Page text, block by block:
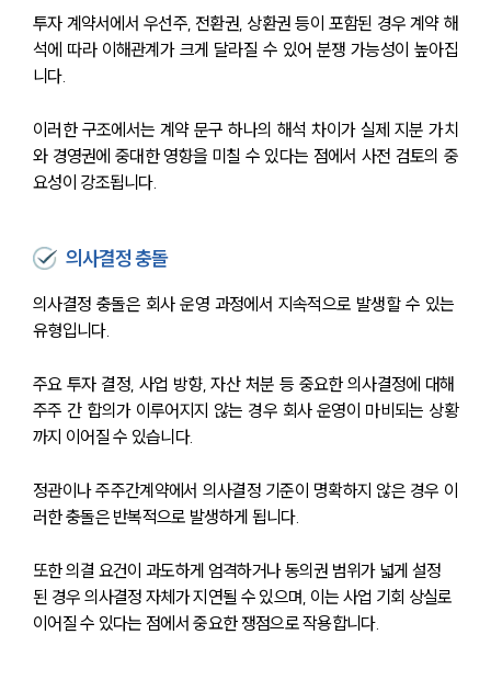
투자 계약서에서 우선주, 전환권, 상환권 등이 포함된 경우 계약 해
석에 따라 이해관계가 크게 달라질 수 있어 분쟁 가능성이 높아집
니다.
이러한 구조에서는 계약 문구 하나의 해석 차이가 실제 지분 가치
와 경영권에 중대한 영향을 미칠 수 있다는 점에서 사전 검토의 중
요성이 강조됩니다.
의사결정 충돌
의사결정 충돌은 회사 운영 과정에서 지속적으로 발생할 수 있는
유형입니다.
주요 투자 결정, 사업 방향, 자산 처분 등 중요한 의사결정에 대해
주주 간 합의가 이루어지지 않는 경우 회사 운영이 마비되는 상황
까지 이어질 수 있습니다.
정관이나 주주간계약에서 의사결정 기준이 명확하지 않은 경우 이
러한 충돌은 반복적으로 발생하게 됩니다.
또한 의결 요건이 과도하게 엄격하거나 동의권 범위가 넓게 설정
된 경우 의사결정 자체가 지연될 수 있으며, 이는 사업 기회 상실로
이어질 수 있다는 점에서 중요한 쟁점으로 작용합니다.